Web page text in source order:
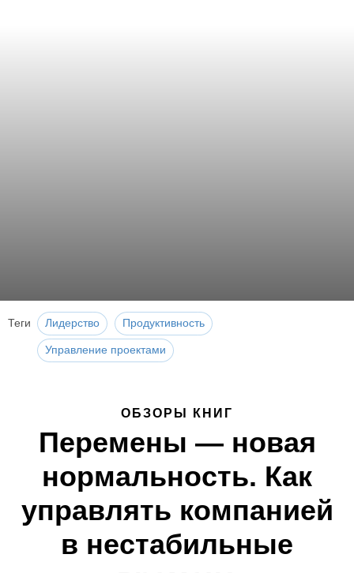
Теги Лидерство Продуктивность
Управление проектами
ОБЗОРЫ КНИГ
Перемены — новая
нормальность. Как
управлять компанией
в нестабильные